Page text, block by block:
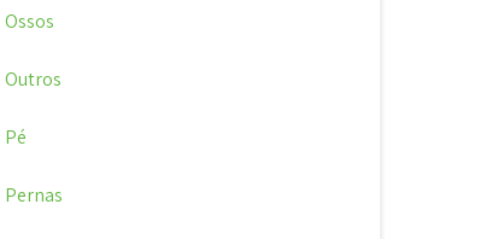
Ossos
Outros
Pé
Pernas